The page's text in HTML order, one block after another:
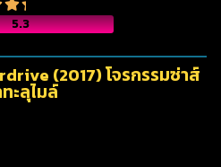
5.3
(2017) โจรกรรมซ่าส์
ะลุไมล์